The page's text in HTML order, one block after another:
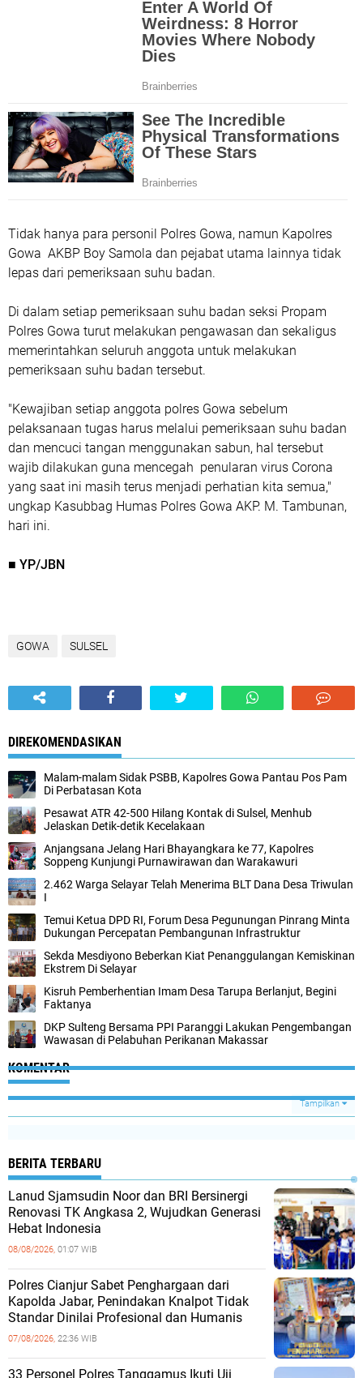
Tidak hanya para personil Polres Gowa, namun Kapolres
Gowa AKBP Boy Samola dan pejabat utama lainnya tidak
lepas dari pemeriksaan suhu badan.
Di dalam setiap pemeriksaan suhu badan seksi Propam
Polres Gowa turut melakukan pengawasan dan sekaligus
memerintahkan seluruh anggota untuk melakukan
pemeriksaan suhu badan tersebut.
"Kewajiban setiap anggota polres Gowa sebelum
pelaksanaan tugas harus melalui pemeriksaan suhu badan
dan mencuci tangan menggunakan sabun, hal tersebut
wajib dilakukan guna mencegah penularan virus Corona
yang saat ini masih terus menjadi perhatian kita semua,"
ungkap Kasubbag Humas Polres Gowa AKP. M. Tambunan,
hari ini.
■ YP/JBN
GOWA SULSEL
DIREKOMENDASIKAN
Malam-malam Sidak PSBB, Kapolres Gowa Pantau Pos Pam
Di Perbatasan Kota
Pesawat ATR 42-500 Hilang Kontak di Sulsel, Menhub
Jelaskan Detik-detik Kecelakaan
Anjangsana Jelang Hari Bhayangkara ke 77, Kapolres
Soppeng Kunjungi Purnawirawan dan Warakawuri
2.462 Warga Selayar Telah Menerima BLT Dana Desa Triwulan
I
Temui Ketua DPD RI, Forum Desa Pegunungan Pinrang Minta
Dukungan Percepatan Pembangunan Infrastruktur
Sekda Mesdiyono Beberkan Kiat Penanggulangan Kemiskinan
Ekstrem Di Selayar
Kisruh Pemberhentian Imam Desa Tarupa Berlanjut, Begini
Faktanya
DKP Sulteng Bersama PPI Paranggi Lakukan Pengembangan
Wawasan di Pelabuhan Perikanan Makassar
KOMENTAR
Tampilkan
BERITA TERBARU
Lanud Sjamsudin Noor dan BRI Bersinergi
Renovasi TK Angkasa 2, Wujudkan Generasi
Hebat Indonesia
08/08/2026, 01:07 WIB
Polres Cianjur Sabet Penghargaan dari
Kapolda Jabar, Penindakan Knalpot Tidak
Standar Dinilai Profesional dan Humanis
07/08/2026, 22:36 WIB
33 Personel Polres Tanggamus Ikuti Uji